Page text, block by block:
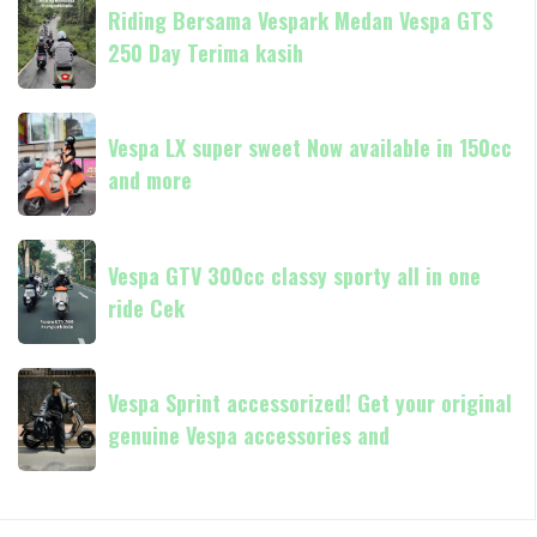
Now
available
in
and
Bersama
Vespark
Medan
Vespa
GTS
250
Day
kasih
Riding Bersama Vespark Medan Vespa GTS
250 Day Terima kasih
Vespa
LX
super
sweet
Now
available
in
150cc
more
Vespa LX super sweet Now available in 150cc
and more
Vespa
GTV
300cc
classy
sporty
all
in
one
Vespa GTV 300cc classy sporty all in one
ride Cek
Vespa
Sprint
accessorized!
Get
Vespa Sprint accessorized! Get your original
genuine Vespa accessories and